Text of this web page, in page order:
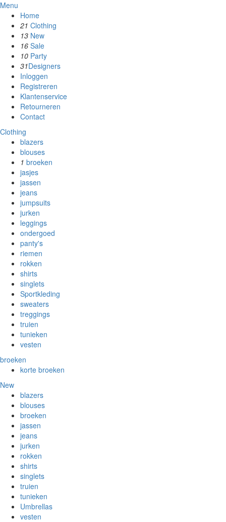
Menu
Home
21 Clothing
13 New
16 Sale
10 Party
31Designers
Inloggen
Registreren
Klantenservice
Retourneren
Contact
Clothing
blazers
blouses
1 broeken
jasjes
jassen
jeans
jumpsuits
jurken
leggings
ondergoed
panty's
riemen
rokken
shirts
singlets
Sportkleding
sweaters
treggings
truien
tunieken
vesten
broeken
korte broeken
New
blazers
blouses
broeken
jassen
jeans
jurken
rokken
shirts
singlets
truien
tunieken
Umbrellas
vesten